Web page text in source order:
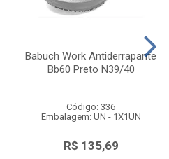
Babuch Work Antiderrapante
Bb60 Preto N39/40
Código: 336
Embalagem: UN - 1X1UN
R$ 135,69